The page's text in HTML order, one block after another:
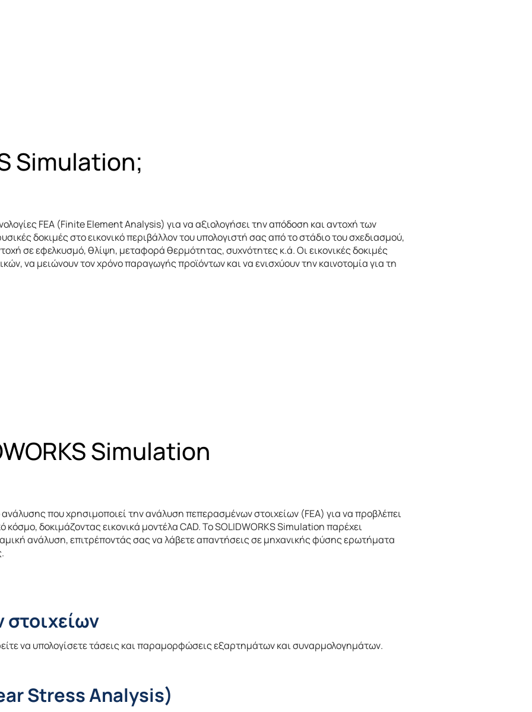
Simulation;
FEA (Finite Element Analysis) για να αξιολογήσει την απόδοση και αντοχή των
δοκιμές στο εικονικό περιβάλλον του υπολογιστή σας από το στάδιο του σχεδιασμού,
σε εφελκυσμό, θλίψη, μεταφορά θερμότητας, συχνότητες κ.ά. Οι εικονικές δοκιμές
να μειώνουν τον χρόνο παραγωγής προϊόντων και να ενισχύουν την καινοτομία για τη
Simulation
που χρησιμοποιεί την ανάλυση πεπερασμένων στοιχείων (FEA) για να προβλέπει
δοκιμάζοντας εικονικά μοντέλα CAD. Το SOLIDWORKS Simulation παρέχει
ανάλυση, επιτρέποντάς σας να λάβετε απαντήσεις σε μηχανικής φύσης ερωτήματα
να υπολογίσετε τάσεις και παραμορφώσεις εξαρτημάτων και συναρμολογημάτων.
Stress Analysis)